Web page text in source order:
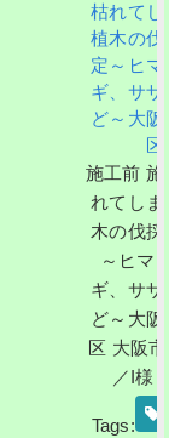
枯れてしまった
植木の伐採・剪
定～ヒマラヤス
ギ、サザンカな
ど～大阪市城東
施工前 施工後 枯
れてしまった植
木の伐採・剪定
～ヒマラヤス
ギ、サザンカな
ど～大阪市城東
区 大阪市城東区
マキ
,